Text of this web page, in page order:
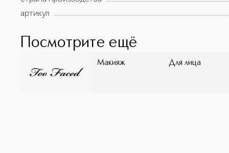
артикул
Посмотрите ещё
Макияж Для лица